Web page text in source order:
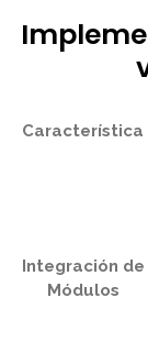
Característica
Integración de
Módulos